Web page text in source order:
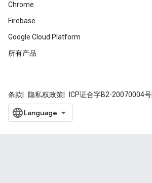
Chrome
Firebase
Google Cloud Platform
所有产品
条款 隐私权政策 ICP证合字B2-20070004号